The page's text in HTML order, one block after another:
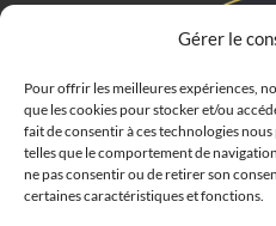
Gérer le
Pour offrir les meilleures expériences,
que les cookies pour stocker et/ou
fait de consentir à ces technologies
telles que le comportement de
ne pas consentir ou de retirer son
certaines caractéristiques et fonctions.